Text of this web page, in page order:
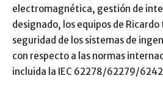
electromagnética, gestión de
designado, los equipos de
seguridad de los sistemas de
con respecto a las normas
incluida la IEC 62278/62279/